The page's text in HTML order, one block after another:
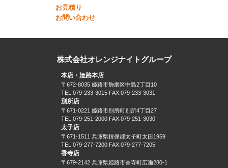
お見積り
お問い合わせ
株式会社オレンジナイトグループ
本店・姫路本店
〒672-8035 姫路市飾磨区中島2丁目10
TEL.079-233-3015 FAX.079-233-3031
別所店
〒671-0221 姫路市別所町別所4丁目27
TEL.079-251-2000 FAX.079-251-3030
太子店
〒671-1511 兵庫県揖保郡太子町太田1959
TEL.079-277-7200 FAX.079-277-7205
香寺店
〒679-2142 兵庫県姫路市香寺町広瀬280-1